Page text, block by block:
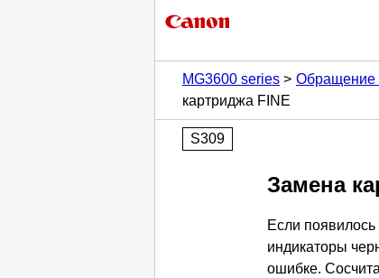
MG3600 series
Обращение
картриджа FINE
S309
Замена
Если
индикаторы
ошибке.